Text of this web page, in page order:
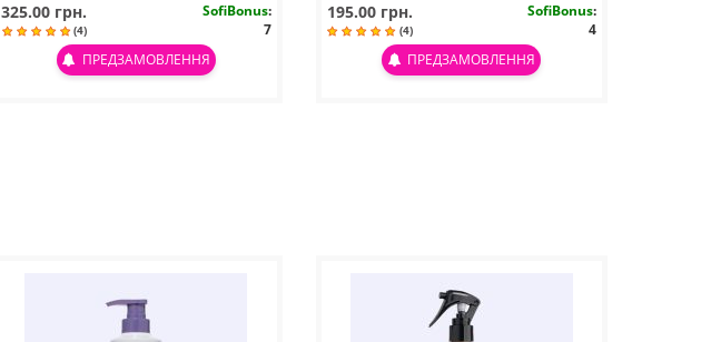
325.00 грн.
(4)
SofiBonus:
7
ПРЕДЗАМОВЛЕННЯ
195.00 грн.
(4)
SofiBonus:
4
ПРЕДЗАМОВЛЕННЯ